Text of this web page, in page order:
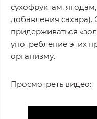
сухофруктам,
добавления
придерживаться
употребление этих
организму.
Просмотреть видео: